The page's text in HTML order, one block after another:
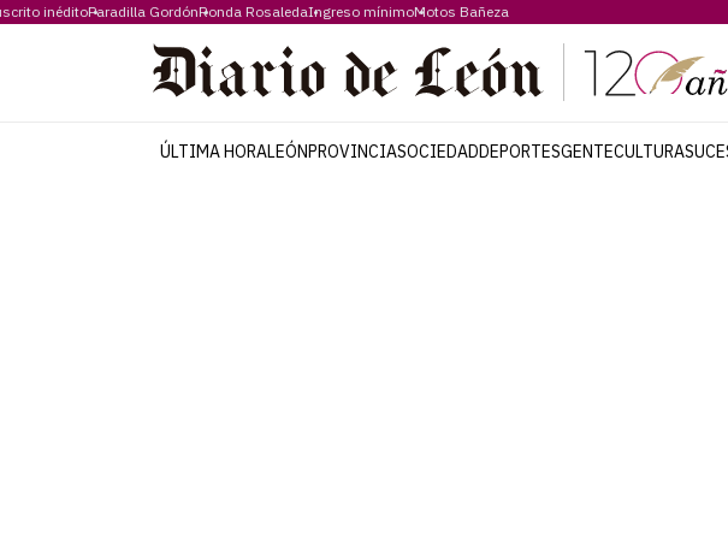
inéditoParadilla GordónRonda RosaledaIngreso mínimoMotos Bañeza
ÚLTIMA HORALEÓNPROVINCIASOCIEDADDEPORTESGENTECULTURA